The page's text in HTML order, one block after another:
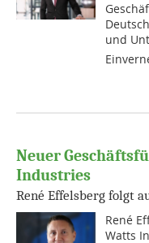
und
Neuer
Industries
René Effelsberg folgt
René
Watts